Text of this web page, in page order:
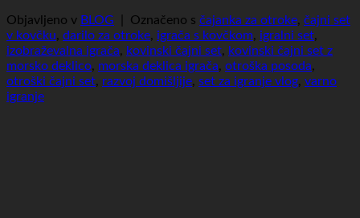
Objavljeno v BLOG Označeno s čajanka za otroke, čajni set
v kovčku, darilo za otroke, igrača s kovčkom, igralni set,
izobraževalna igrača, kovinski čajni set, kovinski čajni set z
morsko deklico, morska deklica igrača, otroška posoda,
otroški čajni set, razvoj domišljije, set za igranje vlog, varno
igranje